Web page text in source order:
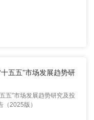
五五”市场发展趋势研
五”市场发展趋势研究及投
（2025版）